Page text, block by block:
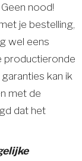
nood!
je bestelling,
wel eens
productieronde
kan ik
met de
dat het